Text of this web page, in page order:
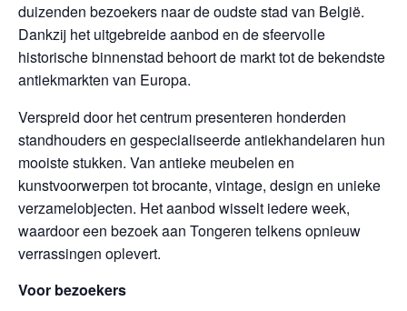
duizenden bezoekers naar de oudste stad van België.
Dankzij het uitgebreide aanbod en de sfeervolle
historische binnenstad behoort de markt tot de bekendste
antiekmarkten van Europa.
Verspreid door het centrum presenteren honderden
standhouders en gespecialiseerde antiekhandelaren hun
mooiste stukken. Van antieke meubelen en
kunstvoorwerpen tot brocante, vintage, design en unieke
verzamelobjecten. Het aanbod wisselt iedere week,
waardoor een bezoek aan Tongeren telkens opnieuw
verrassingen oplevert.
Voor bezoekers